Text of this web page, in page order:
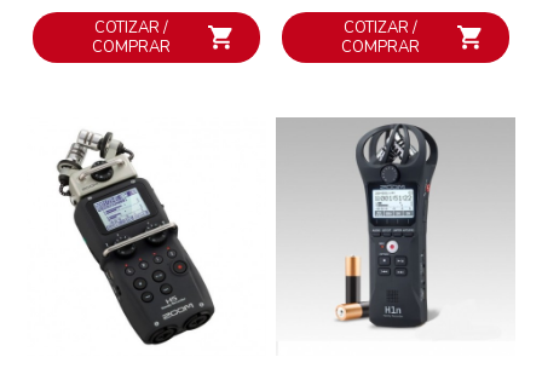
COTIZAR /
COMPRAR
COTIZAR /
COMPRAR